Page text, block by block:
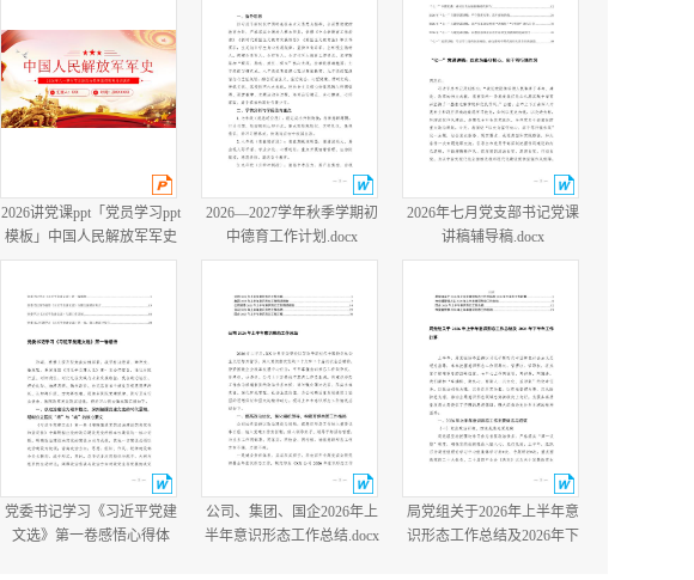
2026讲党课ppt「党员学习ppt
模板」中国人民解放军军史
建军99周年八一建军节国防
整内容】.pptx
2026—2027学年秋季学期初
中德育工作计划.docx
2026年七月党支部书记党课
讲稿辅导稿.docx
党委书记学习《习近平党建
文选》第一卷感悟心得体
公司、集团、国企2026年上
半年意识形态工作总结.docx
局党组关于2026年上半年意
识形态工作总结及2026年下